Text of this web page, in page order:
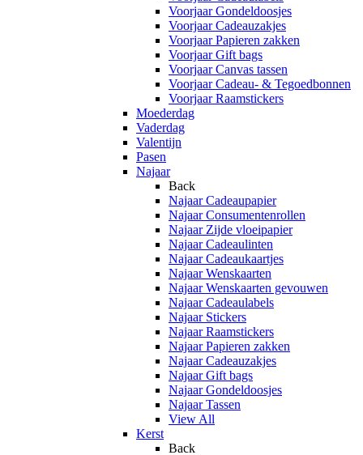
Voorjaar Gondeldoosjes
Voorjaar Cadeauzakjes
Voorjaar Papieren zakken
Voorjaar Gift bags
Voorjaar Canvas tassen
Voorjaar Cadeau- & Tegoedbonnen
Voorjaar Raamstickers
Moederdag
Vaderdag
Valentijn
Pasen
Najaar
Back
Najaar Cadeaupapier
Najaar Consumentenrollen
Najaar Zijde vloeipapier
Najaar Cadeaulinten
Najaar Cadeaukaartjes
Najaar Wenskaarten
Najaar Wenskaarten gevouwen
Najaar Cadeaulabels
Najaar Stickers
Najaar Raamstickers
Najaar Papieren zakken
Najaar Cadeauzakjes
Najaar Gift bags
Najaar Gondeldoosjes
Najaar Tassen
View All
Kerst
Back